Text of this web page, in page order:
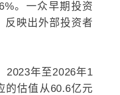
。一众早期投资
反映出外部投资者
2023年至2026年1
的估值从60.6亿元